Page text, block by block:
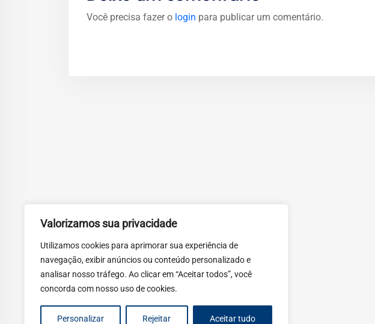
Valorizamos sua privacidade
Utilizamos cookies para aprimorar sua experiência de
navegação, exibir anúncios ou conteúdo personalizado e
analisar nosso tráfego. Ao clicar em “Aceitar todos”, você
concorda com nosso uso de cookies.
Personalizar Rejeitar Aceitar tudo
Você precisa fazer o login para publicar um comentário.